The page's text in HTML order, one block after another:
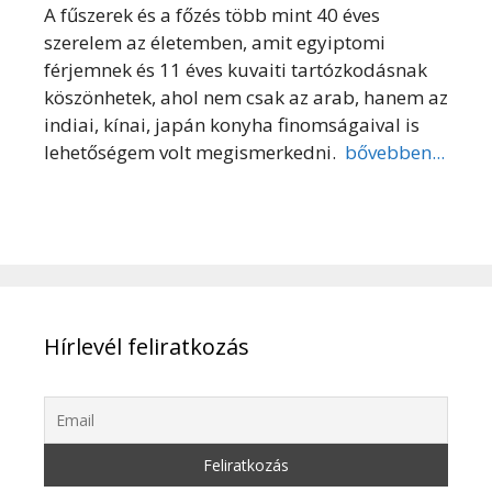
A fűszerek és a főzés több mint 40 éves
szerelem az életemben, amit egyiptomi
férjemnek és 11 éves kuvaiti tartózkodásnak
köszönhetek, ahol nem csak az arab, hanem az
indiai, kínai, japán konyha finomságaival is
lehetőségem volt megismerkedni. bővebben...
Hírlevél feliratkozás